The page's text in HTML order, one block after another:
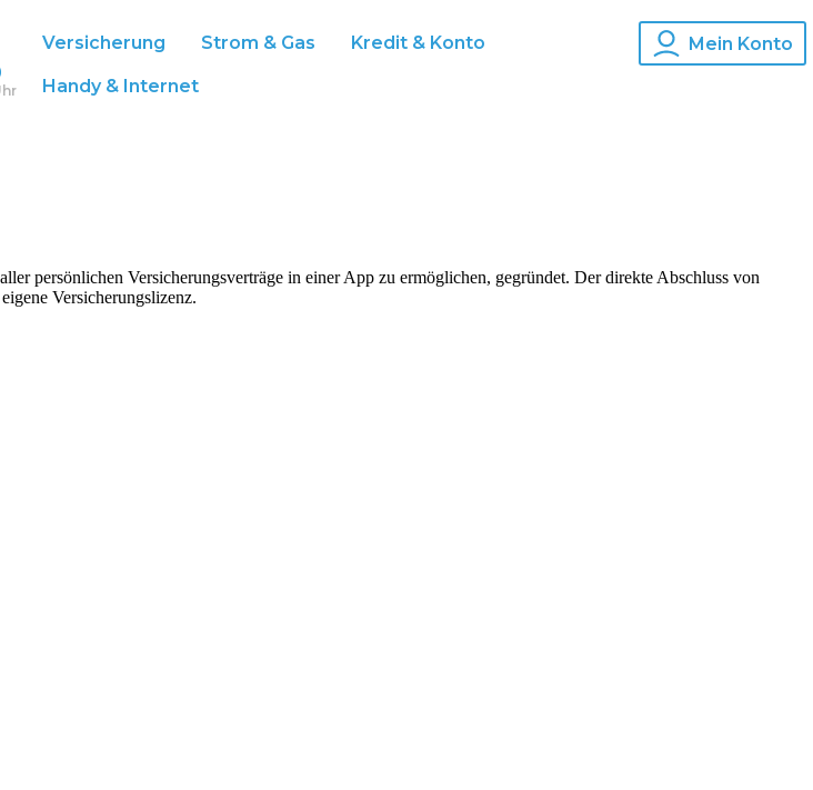
Versicherung Strom & Gas Kredit & Konto
Handy & Internet
Mein Konto
persönlichen Versicherungsverträge in einer App zu ermöglichen, gegründet. Der direkte Abschluss von
Versicherungslizenz.